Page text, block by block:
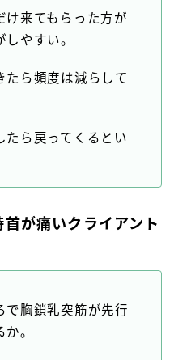
け来てもらった方が
やすい。
たら頻度は減らして
たら戻ってくるとい
が痛いクライアント
で胸鎖乳突筋が先行
。